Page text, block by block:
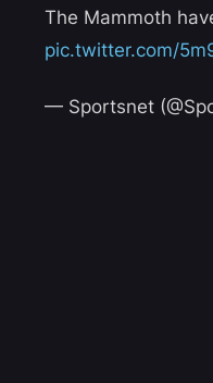
The Mammoth
pic.twitter.com/
— Sportsnet